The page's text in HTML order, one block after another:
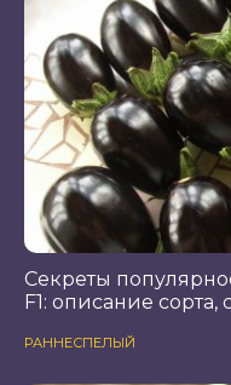
Секреты
F1: описание
РАННЕСПЕЛЫЙ